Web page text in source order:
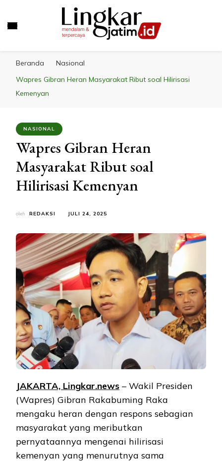
Beranda
Nasional
Wapres Gibran Heran Masyarakat Ribut soal Hilirisasi
Kemenyan
NASIONAL
Wapres Gibran Heran
Masyarakat Ribut soal
Hilirisasi Kemenyan
oleh REDAKSI JULI 24, 2025
JAKARTA, Lingkar.news – Wakil Presiden
(Wapres) Gibran Rakabuming Raka
mengaku heran dengan respons sebagian
masyarakat yang meributkan
pernyataannya mengenai hilirisasi
kemenyan yang menurutnya sama